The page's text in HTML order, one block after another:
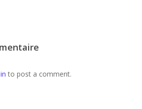
to post a comment.